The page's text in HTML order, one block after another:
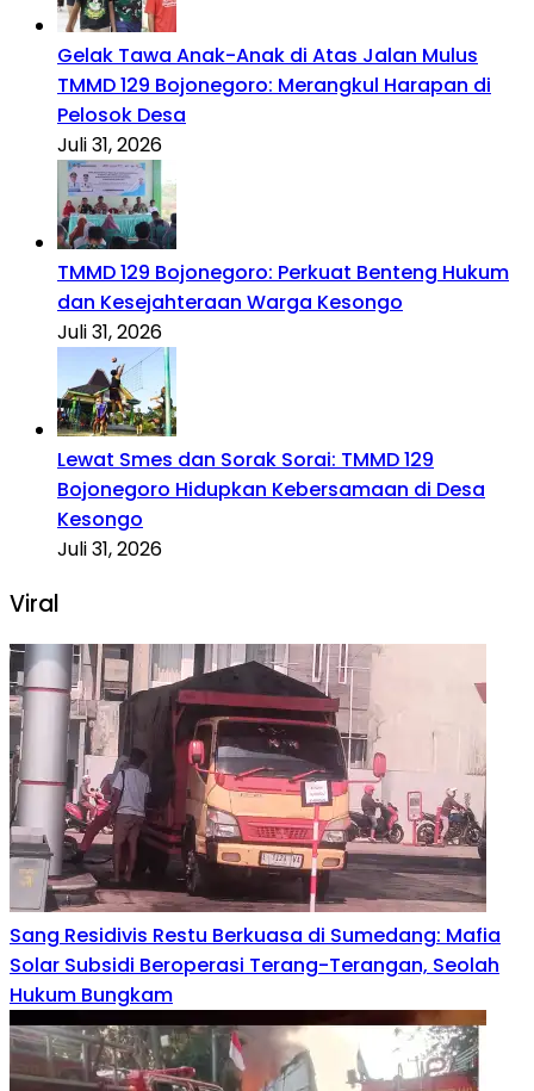
Gelak Tawa Anak-Anak di Atas Jalan Mulus
TMMD 129 Bojonegoro: Merangkul Harapan di
Pelosok Desa
Juli 31, 2026
TMMD 129 Bojonegoro: Perkuat Benteng Hukum
dan Kesejahteraan Warga Kesongo
Juli 31, 2026
Lewat Smes dan Sorak Sorai: TMMD 129
Bojonegoro Hidupkan Kebersamaan di Desa
Kesongo
Juli 31, 2026
Viral
Sang Residivis Restu Berkuasa di Sumedang: Mafia
Solar Subsidi Beroperasi Terang-Terangan, Seolah
Hukum Bungkam